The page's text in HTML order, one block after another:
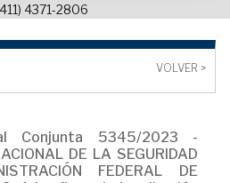
4371-2806
VOLVER >
Conjunta 5345/2023 -
DE LA SEGURIDAD
FEDERAL DE